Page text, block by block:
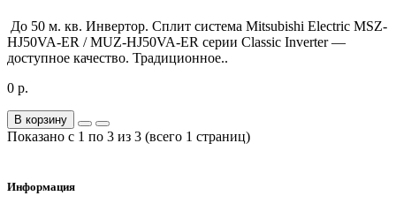
До 50 м. кв. Инвертор. Сплит система Mitsubishi Electric MSZ-
HJ50VA-ER / MUZ-HJ50VA-ER серии Classic Inverter —
доступное качество. Традиционное..
0 р.
В корзину
Показано с 1 по 3 из 3 (всего 1 страниц)
Информация